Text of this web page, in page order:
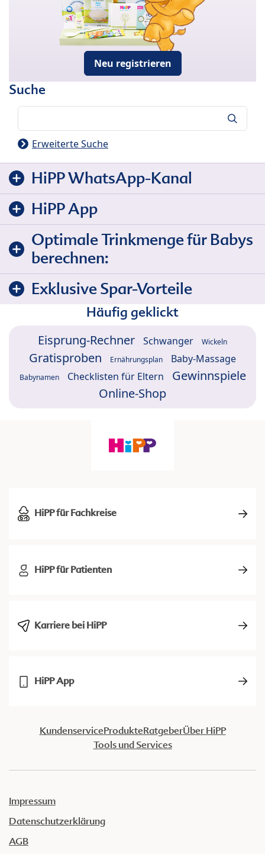
Neu registrieren
Suche
Erweiterte Suche
HiPP WhatsApp-Kanal
HiPP App
Optimale Trinkmenge für Babys
berechnen:
Exklusive Spar-Vorteile
Häufig geklickt
Eisprung-Rechner Schwanger Wickeln
Gratisproben Ernährungsplan Baby-Massage
Babynamen Checklisten für Eltern
Gewinnspiele
Online-Shop
HiPP für Fachkreise
HiPP für Patienten
Karriere bei HiPP
HiPP App
KundenserviceProdukteRatgeberÜber HiPP
Tools und Services
Impressum
Datenschutzerklärung
AGB